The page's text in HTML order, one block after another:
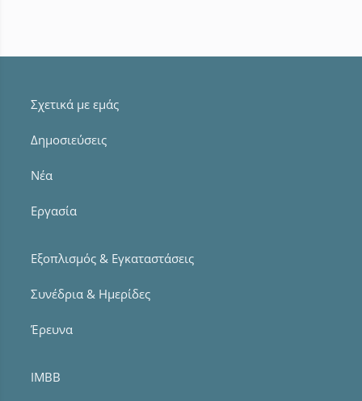
Σχετικά με εμάς
Δημοσιεύσεις
Νέα
Εργασία
Εξοπλισμός & Εγκαταστάσεις
Συνέδρια & Ημερίδες
Έρευνα
IMBB